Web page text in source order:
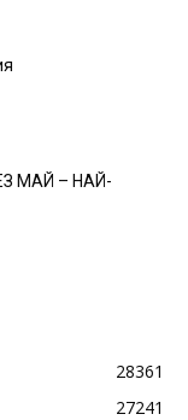
МАЙ – НАЙ-
28361
27241